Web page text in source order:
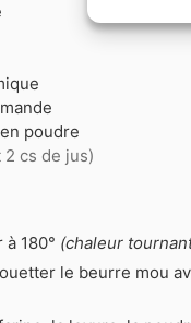
poudre
2 cs de jus)
180° (chaleur
le beurre mou